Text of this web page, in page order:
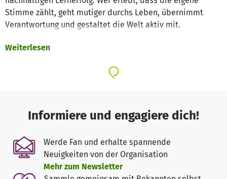
Stimme zählt, geht mutiger durchs Leben, übernimmt
Verantwortung und gestaltet die Welt aktiv mit.
Was wir konkret tun
Unsere Formate verbinden Storytelling, Improvisation und
nur mit echtem Bildungsimpact.
Wir arbeiten insbesondere in den Bereichen politische
Bildung, Medienbildung und kreative
Persönlichkeitsentwicklung.
Unser Ziel ist es, jungen Menschen wieder Lust auf
Weiterlesen
Informiere und engagiere dich!
Werde Fan und erhalte spannende
Neuigkeiten von der Organisation
Mehr zum Newsletter